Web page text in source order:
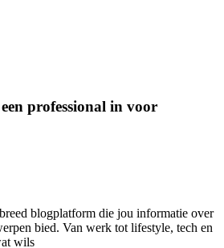
professional in voor
blogplatform die jou informatie over
bied. Van werk tot lifestyle, tech en
wils